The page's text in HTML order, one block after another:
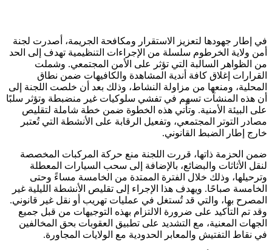
في إطار جهودها لتعزيز الاستقرار ومكافحة الجريمة، أصدرت لجنة
أمن ولاية الخرطوم سلسلة من الإجراءات التنظيمية تهدف إلى الحد
من الظواهر السالبة التي تؤثر على الأمن المجتمعي. وشملت
القرارات إغلاق كافة أندية المشاهدة والكافيهات ضمن نطاق
المحلية، ومنعها من مزاولة النشاط، وذلك بعد أن خلصت اللجنة إلى
أن هذه المنشآت تسهم في تفشي سلوكيات غير منضبطة وتؤثر سلبًا
على البيئة الأمنية. وتأتي هذه الخطوة ضمن خطة شاملة لتقليص
مصادر التوتر المجتمعي، وتفعيل الرقابة على الأنشطة التي تُعتبر
خارج إطار الضبط القانوني.
ضمن الحزمة ذاتها، قررت اللجنة منع حركة المركبات المخصصة
لنقل الأثاثات والبضائع، بالإضافة إلى سحب السيارات المعطلة
وترحيلها، وذلك خلال الفترة الممتدة من الخامسة مساءً وحتى
الخامسة صباحًا. ويهدف هذا الإجراء إلى تقليص الأنشطة الليلية غير
المصرح بها، والتي قد تُستغل في عمليات تهريب أو نقل غير قانوني.
وقد تم التأكيد على ضرورة الالتزام بهذه التوجيهات من قبل جميع
الجهات المعنية، مع التشديد على تطبيق العقوبات بحق المخالفين
في نقاط التفتيش والمعابر الحدودية مع الولايات المجاورة.